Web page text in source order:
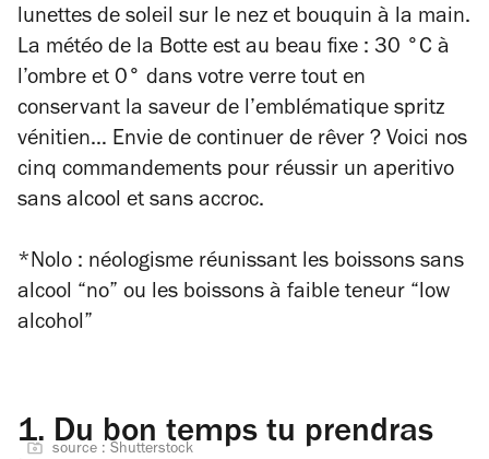
lunettes de soleil sur le nez et bouquin à la main.
La météo de la Botte est au beau fixe : 30 °C à
l’ombre et 0° dans votre verre tout en
conservant la saveur de l’emblématique spritz
vénitien… Envie de continuer de rêver ? Voici nos
cinq commandements pour réussir un aperitivo
sans alcool et sans accroc.
*Nolo : néologisme réunissant les boissons sans
alcool “no” ou les boissons à faible teneur “low
alcohol”
1. Du bon temps tu prendras
source : Shutterstock